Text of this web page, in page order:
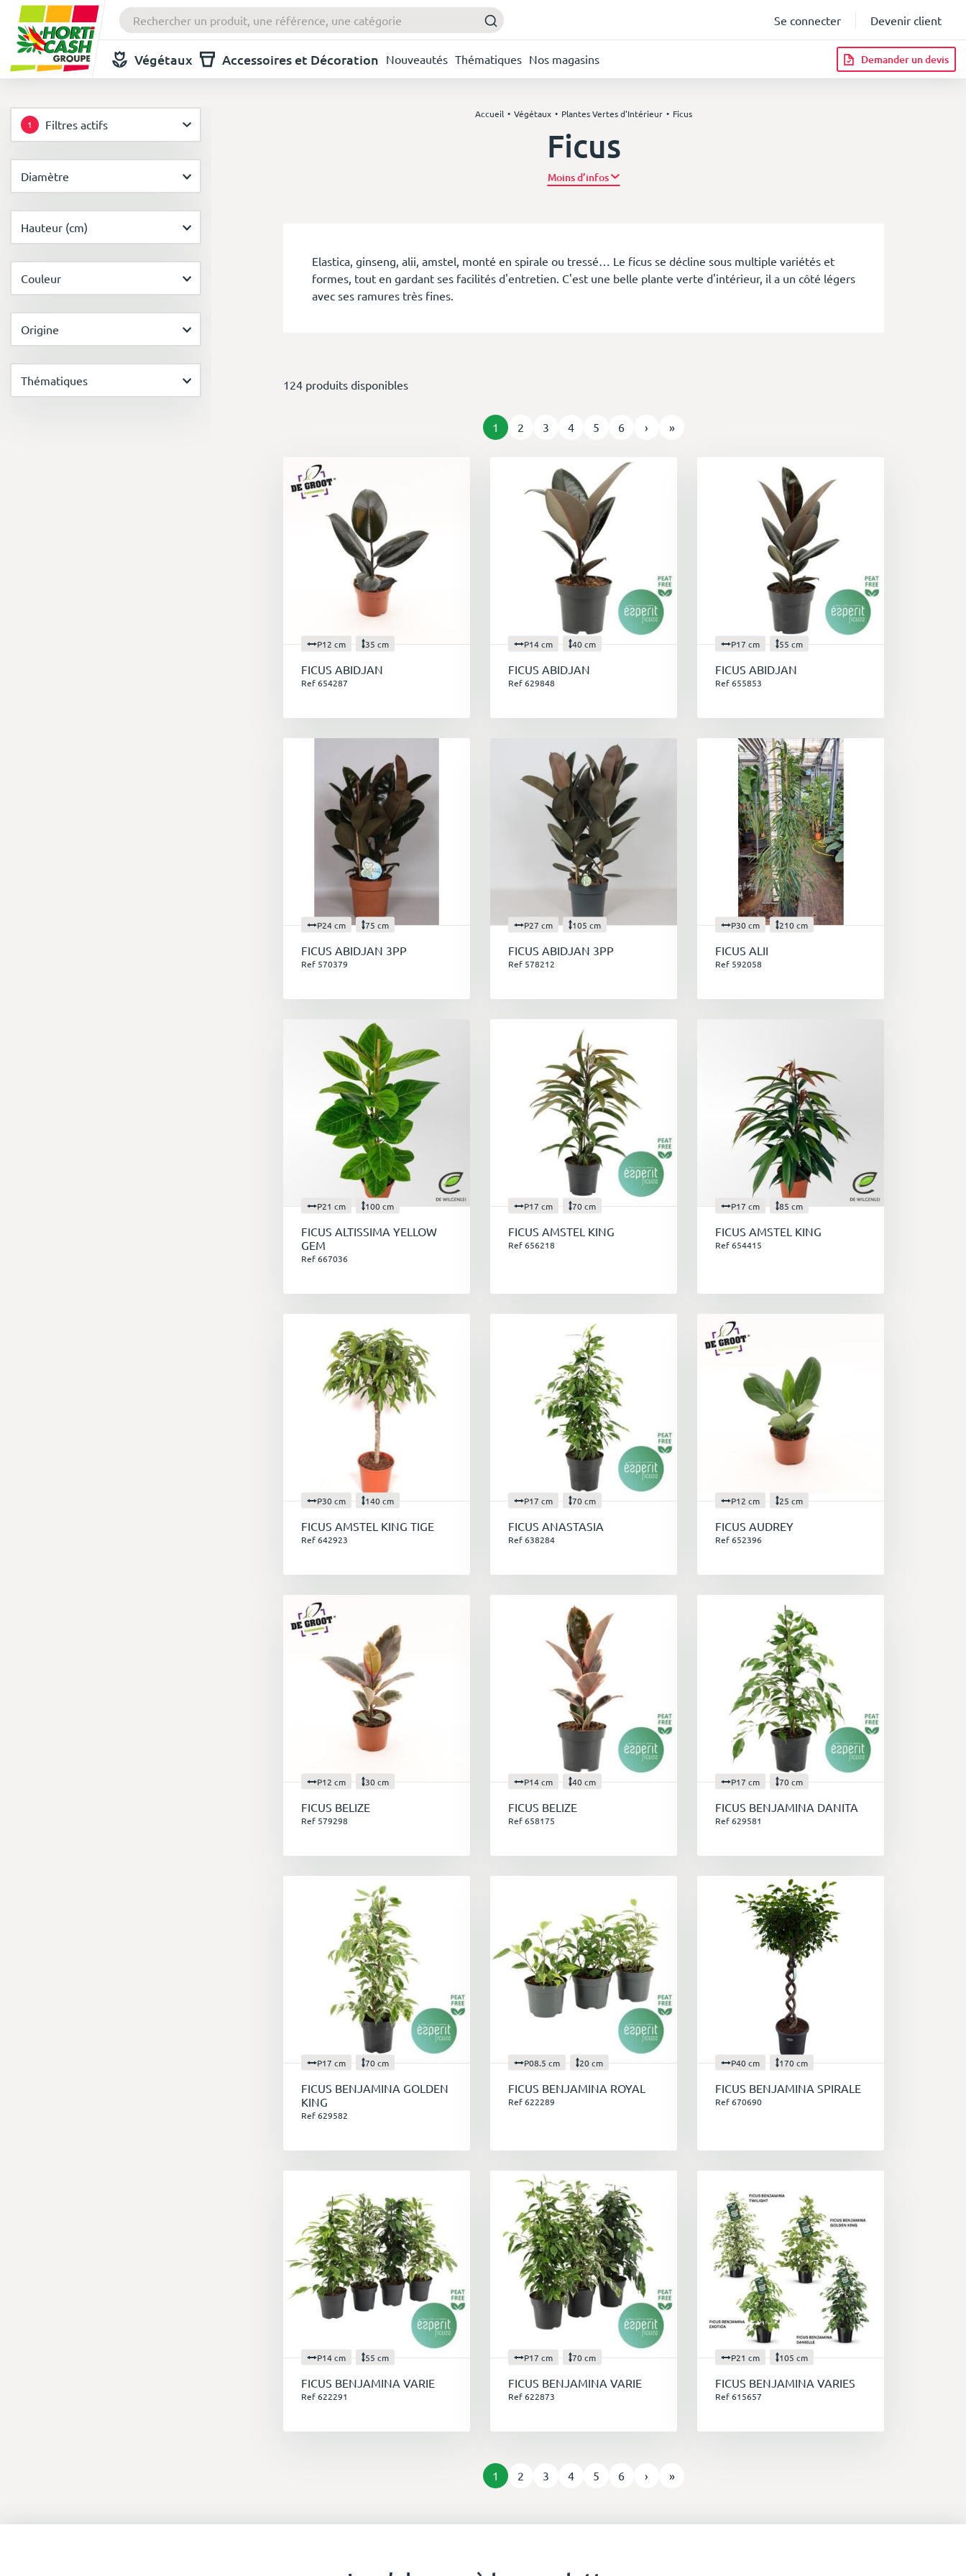
Se connecter Devenir client
Végétaux Accessoires et Décoration Nouveautés Thématiques Nos magasins Demander un devis
1 Filtres actifs
Diamètre
Hauteur (cm)
Couleur
Origine
Thématiques
Accueil Végétaux Plantes Vertes d'Intérieur Ficus
Ficus
Plus d’infos
Elastica, ginseng, alii, amstel, monté en spirale ou tressé… Le ficus se décline sous multiple variétés et
formes, tout en gardant ses facilités d'entretien. C'est une belle plante verte d'intérieur, il a un côté légers
avec ses ramures très fines.
124 produits disponibles
1 2 3 4 5 6 › »
P12 cm 35 cm
FICUS ABIDJAN
Ref 654287
P14 cm 40 cm
FICUS ABIDJAN
Ref 629848
P17 cm 55 cm
FICUS ABIDJAN
Ref 655853
P24 cm 75 cm
FICUS ABIDJAN 3PP
Ref 570379
P27 cm 105 cm
FICUS ABIDJAN 3PP
Ref 578212
P30 cm 210 cm
FICUS ALII
Ref 592058
P21 cm 100 cm
FICUS ALTISSIMA YELLOW
GEM
Ref 667036
P17 cm 70 cm
FICUS AMSTEL KING
Ref 656218
P17 cm 85 cm
FICUS AMSTEL KING
Ref 654415
P30 cm 140 cm
FICUS AMSTEL KING TIGE
Ref 642923
P17 cm 70 cm
FICUS ANASTASIA
Ref 638284
P12 cm 25 cm
FICUS AUDREY
Ref 652396
P12 cm 30 cm
FICUS BELIZE
Ref 579298
P14 cm 40 cm
FICUS BELIZE
Ref 658175
P17 cm 70 cm
FICUS BENJAMINA DANITA
Ref 629581
P17 cm 70 cm
FICUS BENJAMINA GOLDEN
KING
Ref 629582
P08.5 cm 20 cm
FICUS BENJAMINA ROYAL
Ref 622289
P40 cm 170 cm
FICUS BENJAMINA SPIRALE
Ref 670690
P14 cm 55 cm
FICUS BENJAMINA VARIE
Ref 622291
P17 cm 70 cm
FICUS BENJAMINA VARIE
Ref 622873
P21 cm 105 cm
FICUS BENJAMINA VARIES
Ref 615657
1 2 3 4 5 6 › »